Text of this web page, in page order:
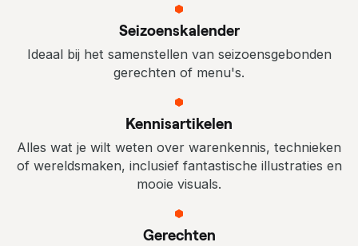
Seizoenskalender
Ideaal bij het samenstellen van seizoensgebonden
gerechten of menu's.
Kennisartikelen
Alles wat je wilt weten over warenkennis, technieken
of wereldsmaken, inclusief fantastische illustraties en
mooie visuals.
Gerechten